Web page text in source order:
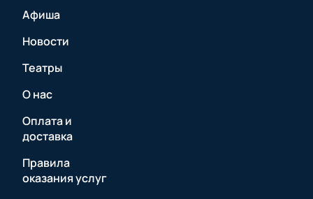
Афиша
Новости
Театры
О нас
Оплата и
доставка
Правила
оказания услуг